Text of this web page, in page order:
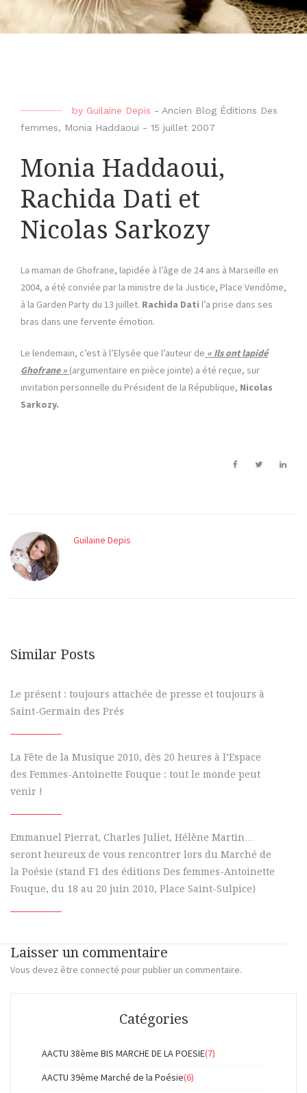
by Guilaine Depis - Ancien Blog Éditions Des
femmes, Monia Haddaoui - 15 juillet 2007
Monia Haddaoui,
Rachida Dati et
Nicolas Sarkozy
La maman de Ghofrane, lapidée à l’âge de 24 ans à Marseille en
2004, a été conviée par la ministre de la Justice, Place Vendôme,
à la Garden Party du 13 juillet. Rachida Dati l’a prise dans ses
bras dans une fervente émotion.
Le lendemain, c’est à l’Elysée que l’auteur de « Ils ont lapidé
Ghofrane » (argumentaire en pièce jointe) a été reçue, sur
invitation personnelle du Président de la République, Nicolas
Sarkozy.
Guilaine Depis
Similar Posts
Le présent : toujours attachée de presse et toujours à
Saint-Germain des Prés
La Fête de la Musique 2010, dès 20 heures à l’Espace
des Femmes-Antoinette Fouque : tout le monde peut
venir !
Emmanuel Pierrat, Charles Juliet, Hélène Martin…
seront heureux de vous rencontrer lors du Marché de
la Poésie (stand F1 des éditions Des femmes-Antoinette
Fouque, du 18 au 20 juin 2010, Place Saint-Sulpice)
Laisser un commentaire
Vous devez être connecté pour publier un commentaire.
Catégories
AACTU 38ème BIS MARCHE DE LA POESIE(7)
AACTU 39ème Marché de la Poésie(6)